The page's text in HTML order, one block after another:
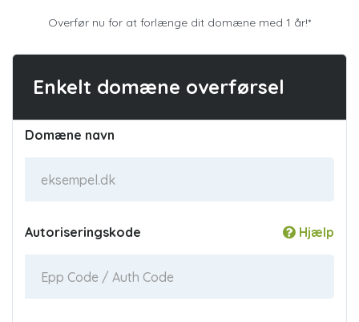
Overfør nu for at forlænge dit domæne med 1 år!*
Enkelt domæne overførsel
Domæne navn
Autoriseringskode Hjælp